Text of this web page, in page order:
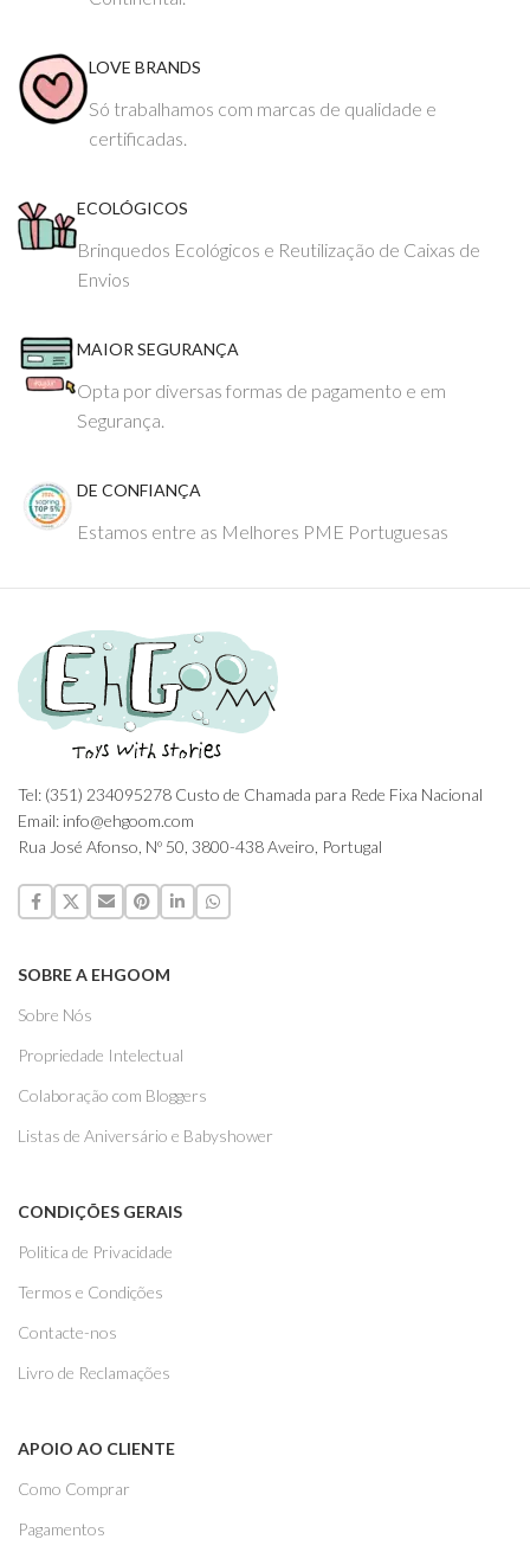
LOVE BRANDS
Só trabalhamos com marcas de qualidade e
certificadas.
ECOLÓGICOS
Brinquedos Ecológicos e Reutilização de Caixas de
Envios
MAIOR SEGURANÇA
Opta por diversas formas de pagamento e em
Segurança.
DE CONFIANÇA
Estamos entre as Melhores PME Portuguesas
Tel: (351) 234095278 Custo de Chamada para Rede Fixa Nacional
Email: info@ehgoom.com
Rua José Afonso, Nº 50, 3800-438 Aveiro, Portugal
SOBRE A EHGOOM
Sobre Nós
Propriedade Intelectual
Colaboração com Bloggers
Listas de Aniversário e Babyshower
CONDIÇÕES GERAIS
Politica de Privacidade
Termos e Condições
Contacte-nos
Livro de Reclamações
APOIO AO CLIENTE
Como Comprar
Pagamentos